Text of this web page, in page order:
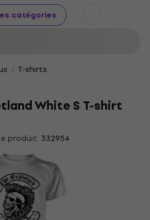
catégories
T-shirts
White S T-shirt
produit: 332954